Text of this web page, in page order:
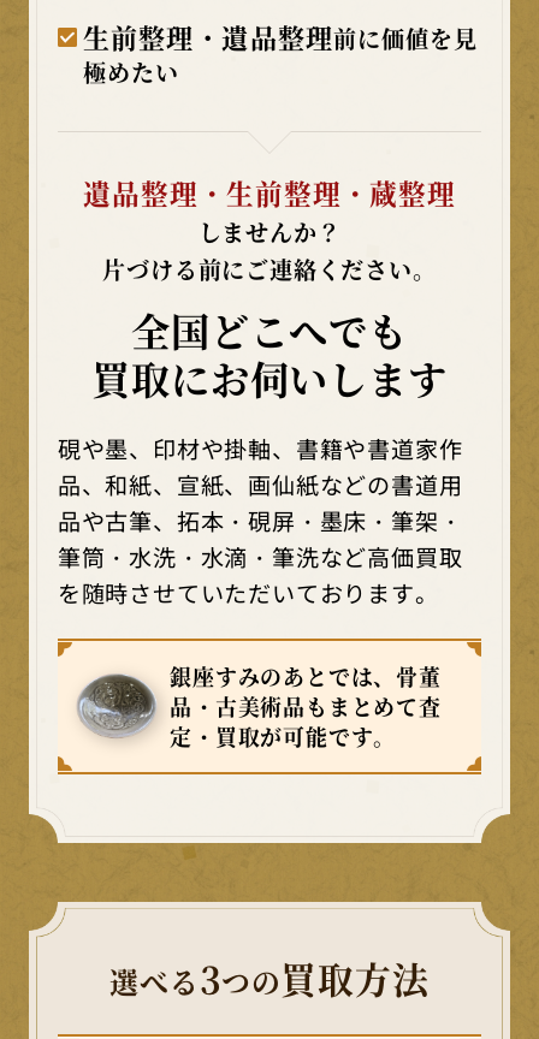
生前整理・遺品整理前に価値を見
極めたい
遺品整理・生前整理・蔵整理
しませんか？
片づける前にご連絡ください。
全国どこへでも
買取にお伺いします
硯や墨、印材や掛軸、書籍や書道家作
品、和紙、宣紙、画仙紙などの書道用
品や古筆、拓本・硯屏・墨床・筆架・
筆筒・水洗・水滴・筆洗など高価買取
を随時させていただいております。
銀座すみのあとでは、骨董
品・古美術品もまとめて査
定・買取が可能です。
選べる3つの買取方法